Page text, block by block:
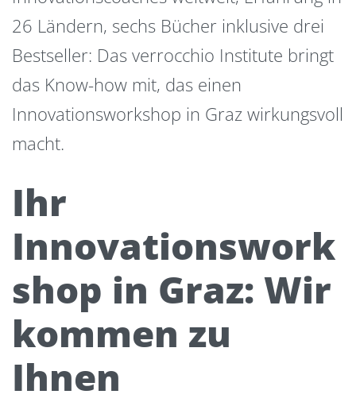
26 Ländern, sechs Bücher inklusive drei
Bestseller: Das verrocchio Institute bringt
das Know-how mit, das einen
Innovationsworkshop in Graz wirkungsvoll
macht.
Ihr
Innovationswork
shop in Graz: Wir
kommen zu
Ihnen